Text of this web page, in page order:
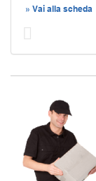
» Vai alla scheda